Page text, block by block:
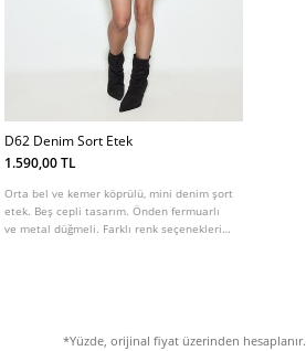
D62 Denim Sort Etek
1.590,00 TL
Orta bel ve kemer köprülü, mini denim şort
etek. Beş cepli tasarım. Önden fermuarlı
ve metal düğmeli. Farklı renk seçenekleri
*Yüzde, orijinal fiyat üzerinden hesaplanır.